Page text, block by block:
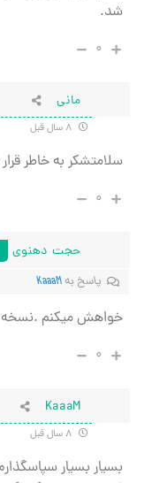
شد.
۰
مانی
سلامتشکر به خاطر
۰
حجت دهنوی
پاسخ بهKaaaM
خواهش میکنم .نسخه
۰
KaaaM
بسیار بسیار